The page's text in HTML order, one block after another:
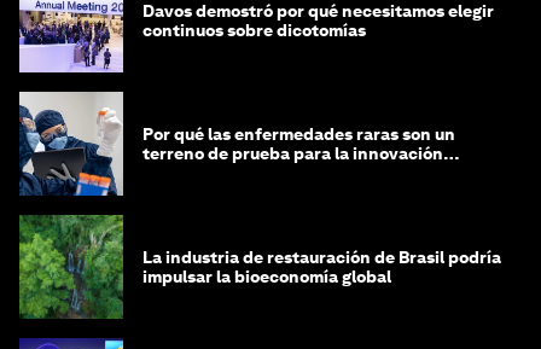
Davos demostró por qué necesitamos elegir
continuos sobre dicotomías
Por qué las enfermedades raras son un
terreno de prueba para la innovación
La industria de restauración de Brasil podría
impulsar la bioeconomía global